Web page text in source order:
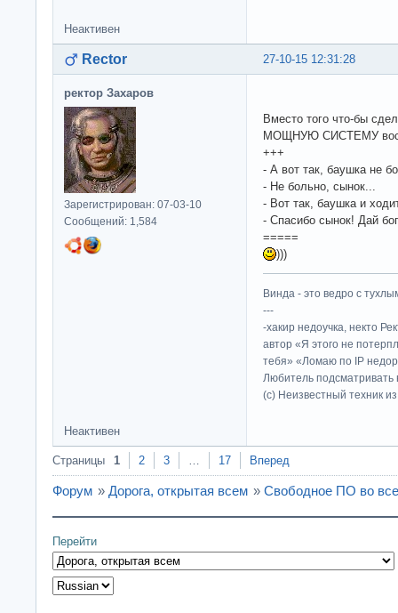
Неактивен
27-10-15 12:31:28
Rector
ректор Захаров
Зарегистрирован: 07-03-10
Сообщений: 1,584
Вместо того что-бы
МОЩНУЮ СИСТЕМУ
+++
- А вот так, баушка не
- Не больно, сынок...
- Вот так, баушка и
- Спасибо сынок! Дай
=====
)))
Винда - это ведро с
---
-хакир недоучка, некто
автор «Я этого не
тебя» «Ломаю по IP
Любитель подсматривать
(c) Неизвестный техник
Неактивен
Страницы 1 2 3 … 17 Вперед
Форум » Дорога, открытая всем » Свободное ПО во
Перейти